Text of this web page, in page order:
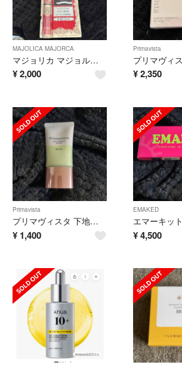
MAJOLICA MAJORCA
マジョリカ マジョルカ ラッシュジェリードロップ ロング プレミアム(5.3g)
¥2,000
Primavista
¥ 2,350
Primavista
プリマヴィスタ 下地 乾燥くずれ防止 メロン(25g)
¥ 1,400
EMAKED
¥ 4,500